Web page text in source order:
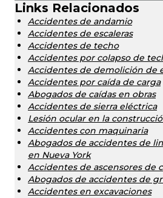
Links Relacionados
Accidentes de andamio
Accidentes de escaleras
Accidentes de techo
Accidentes por colapso de
Accidentes de demolición de
Accidentes por caída de carga
Abogados de caídas en obras
Accidentes de sierra eléctrica
Lesión ocular en la
Accidentes con maquinaria
Abogados de accidentes de
en Nueva York
Accidentes de ascensores de
Abogados de accidentes de
Accidentes en excavaciones